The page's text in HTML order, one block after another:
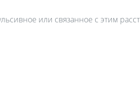
или связанное с этим